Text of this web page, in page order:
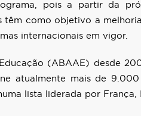
pois a partir da
como objetivo a
internacionais em vigor.
(ABAAE) desde
atualmente mais de
lista liderada por França,